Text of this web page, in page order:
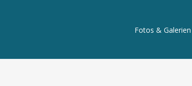
Fotos & Galerien